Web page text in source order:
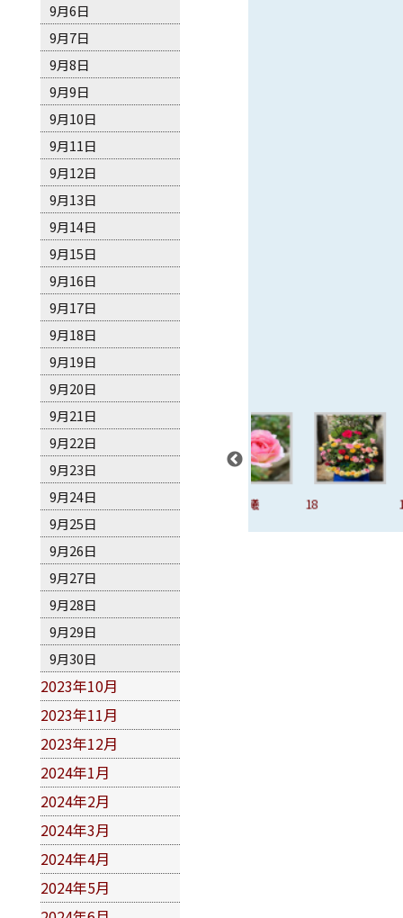
9月6日
9月7日
9月8日
9月9日
9月10日
9月11日
9月12日
9月13日
9月14日
9月15日
9月16日
9月17日
9月18日
9月19日
9月20日
9月21日
9月22日
9月23日
9月24日
9月25日
9月26日
9月27日
9月28日
9月29日
9月30日
2023年10月
2023年11月
2023年12月
2024年1月
2024年2月
2024年3月
2024年4月
2024年5月
16、達芙妮 19